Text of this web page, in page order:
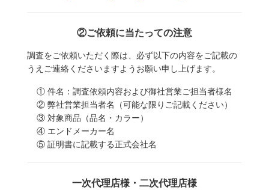
②ご依頼に当たっての注意
調査をご依頼いただく際は、必ず以下の内容をご記載の
うえご連絡くださいますようお願い申し上げます。
① 件名：調査依頼内容および御社営業ご担当者様名
② 弊社営業担当者名（可能な限りご記載ください）
③ 対象商品（品名・カラー）
④ エンドメーカー名
⑤ 証明書に記載する正式会社名
一次代理店様・二次代理店様